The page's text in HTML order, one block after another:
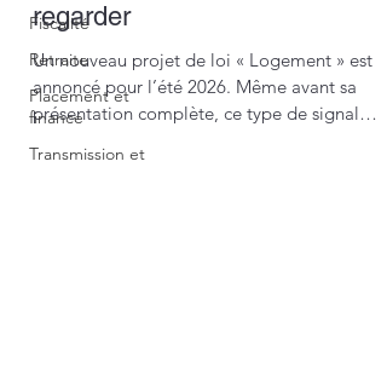
Fiscalité
Retraite
Placement et
finance
Transmission et
regarder
Un nouveau projet de loi « Logement » est
annoncé pour l’été 2026. Même avant sa
présentation complète, ce type de signal